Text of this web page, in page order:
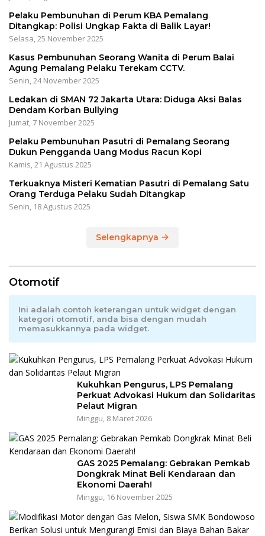
Pelaku Pembunuhan di Perum KBA Pemalang
Ditangkap: Polisi Ungkap Fakta di Balik Layar!
Selasa, 25 November 2025
Kasus Pembunuhan Seorang Wanita di Perum Balai
Agung Pemalang Pelaku Terekam CCTV.
Senin, 24 November 2025
Ledakan di SMAN 72 Jakarta Utara: Diduga Aksi Balas
Dendam Korban Bullying
Jumat, 7 November 2025
Pelaku Pembunuhan Pasutri di Pemalang Seorang
Dukun Pengganda Uang Modus Racun Kopi
Kamis, 21 Agustus 2025
Terkuaknya Misteri Kematian Pasutri di Pemalang Satu
Orang Terduga Pelaku Sudah Ditangkap
Senin, 18 Agustus 2025
Selengkapnya
Otomotif
Ini adalah contoh keterangan untuk widget dengan
kategori otomotif, anda bisa dengan mudah
memasukkannya pada widget.
Kukuhkan Pengurus, LPS Pemalang
Perkuat Advokasi Hukum dan Solidaritas
Pelaut Migran
Minggu, 8 Maret 2026
GAS 2025 Pemalang: Gebrakan Pemkab
Dongkrak Minat Beli Kendaraan dan
Ekonomi Daerah!
Minggu, 16 November 2025